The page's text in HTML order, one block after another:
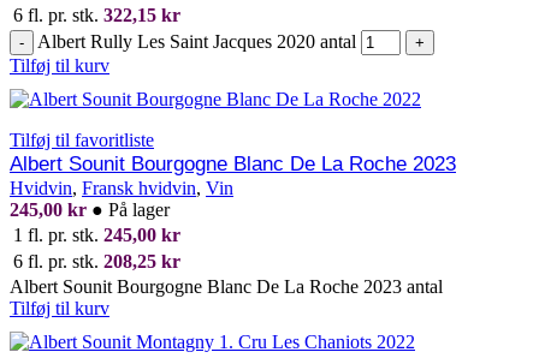
6 fl. pr. stk. 322,15 kr
- Albert Rully Les Saint Jacques 2020 antal +
Tilføj til kurv
Tilføj til favoritliste
Albert Sounit Bourgogne Blanc De La Roche 2023
Hvidvin, Fransk hvidvin, Vin
245,00 kr ● På lager
1 fl. pr. stk. 245,00 kr
6 fl. pr. stk. 208,25 kr
Albert Sounit Bourgogne Blanc De La Roche 2023 antal
Tilføj til kurv